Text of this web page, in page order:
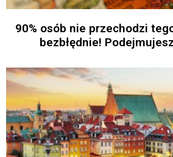
90% osób nie przechodzi
bezbłędnie!